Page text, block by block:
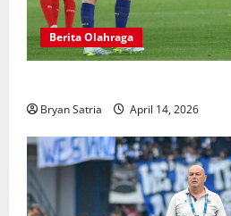
Berita Olahraga
Bryan Satria April 14, 2026